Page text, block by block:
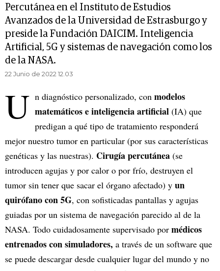
Percutánea en el Instituto de Estudios
Avanzados de la Universidad de Estrasburgo y
preside la Fundación DAICIM. Inteligencia
Artificial, 5G y sistemas de navegación como los
de la NASA.
22 Junio de 2022 12.03
U n diagnóstico personalizado, con modelos
matemáticos e inteligencia artificial (IA) que
predigan a qué tipo de tratamiento responderá
mejor nuestro tumor en particular (por sus características
genéticas y las nuestras). Cirugía percutánea (se
introducen agujas y por calor o por frío, destruyen el
tumor sin tener que sacar el órgano afectado) y un
quirófano con 5G, con sofisticadas pantallas y agujas
guiadas por un sistema de navegación parecido al de la
NASA. Todo cuidadosamente supervisado por médicos
entrenados con simuladores, a través de un software que
se puede descargar desde cualquier lugar del mundo y no